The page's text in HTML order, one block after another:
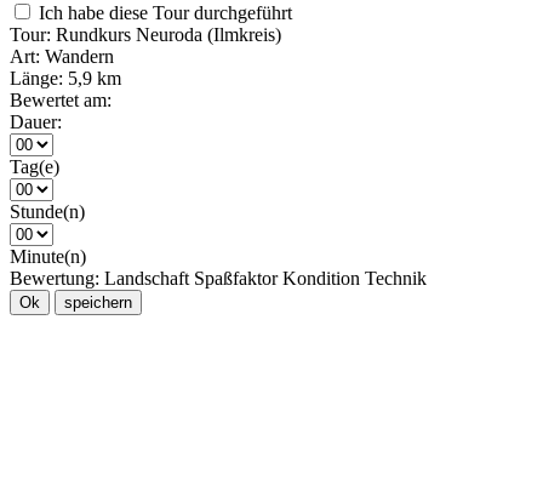
Ich habe diese Tour durchgeführt
Tour: Rundkurs Neuroda (Ilmkreis)
Art: Wandern
Länge: 5,9 km
Bewertet am:
Dauer:
Tag(e)
Stunde(n)
Minute(n)
Bewertung: Landschaft Spaßfaktor Kondition Technik
Ok speichern